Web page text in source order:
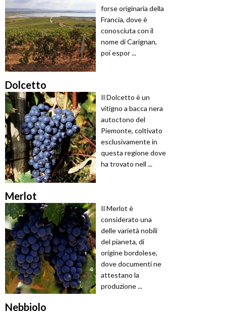
forse originaria della
Francia, dove è
conosciuta con il
nome di Carignan,
poi espor ...
Dolcetto
Il Dolcetto è un
vitigno a bacca nera
autoctono del
Piemonte, coltivato
esclusivamente in
questa regione dove
ha trovato nell ...
Merlot
Il Merlot è
considerato una
delle varietà nobili
del pianeta, di
origine bordolese,
dove documenti ne
attestano la
produzione ...
Nebbiolo